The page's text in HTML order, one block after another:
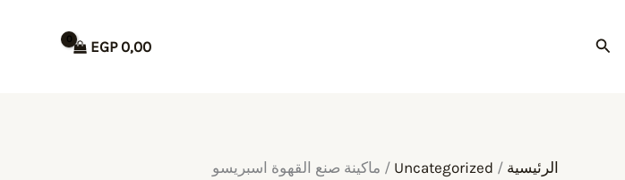
البحث 0,00
EGP
الرئيسية /
Uncategorized / ماكينة صنع القهوة اسبريسو